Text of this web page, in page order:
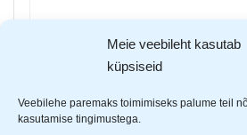
Meie veebileht kasutab
küpsiseid
Veebilehe paremaks toimimiseks palume teil
kasutamise tingimustega.